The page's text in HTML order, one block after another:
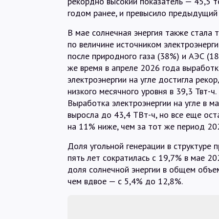
годом ранее, и превысило
В мае солнечная энергия также стала
по величине источником
после природного газа (38%) и АЭС
же время в апреле 2026 года
электроэнергии на угле достигла
низкого месячного уровня в 39,3 Твт-ч.
Выработка электроэнергии на угле в
выросла до 43,4 ТВт-ч, но все еще
на 11% ниже, чем за тот же период
Доля угольной генерации в
пять лет сократилась с 19,7% в мае
доля солнечной энергии в общем
чем вдвое — с 5,4% до 12,8%.